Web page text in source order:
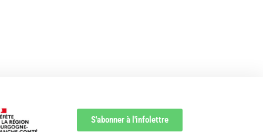
S'abonner à l'infolettre